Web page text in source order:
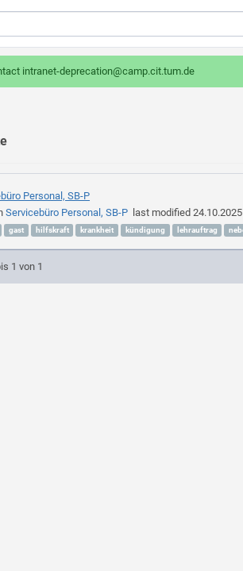
intranet-deprecation@camp.cit.tum.de
Personal, SB-P
Servicebüro Personal, SB-P last modified24.10.2025
gast hilfskraft krankheit kündigung lehrauftrag
1 von 1